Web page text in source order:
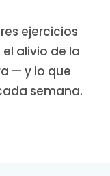
ejercicios
alivio de la
— y lo que
semana.